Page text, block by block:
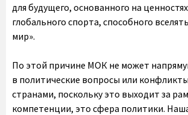
для будущего, основанного на
глобального спорта, способного
мир».
По этой причине МОК не может
в политические вопросы или
странами, поскольку это выходит за
компетенции, это сфера политики.